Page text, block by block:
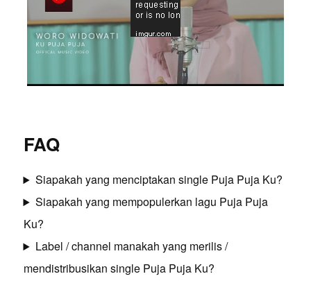
FAQ
Siapakah yang menciptakan single Puja Puja Ku?
Siapakah yang mempopulerkan lagu Puja Puja
Ku?
Label / channel manakah yang merilis /
mendistribusikan single Puja Puja Ku?